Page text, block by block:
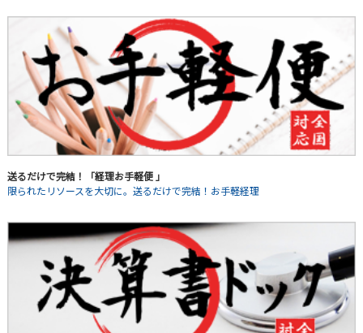
送るだけで完結！「経理お手軽便 」
限られたリソースを大切に。送るだけで完結！お手軽経理